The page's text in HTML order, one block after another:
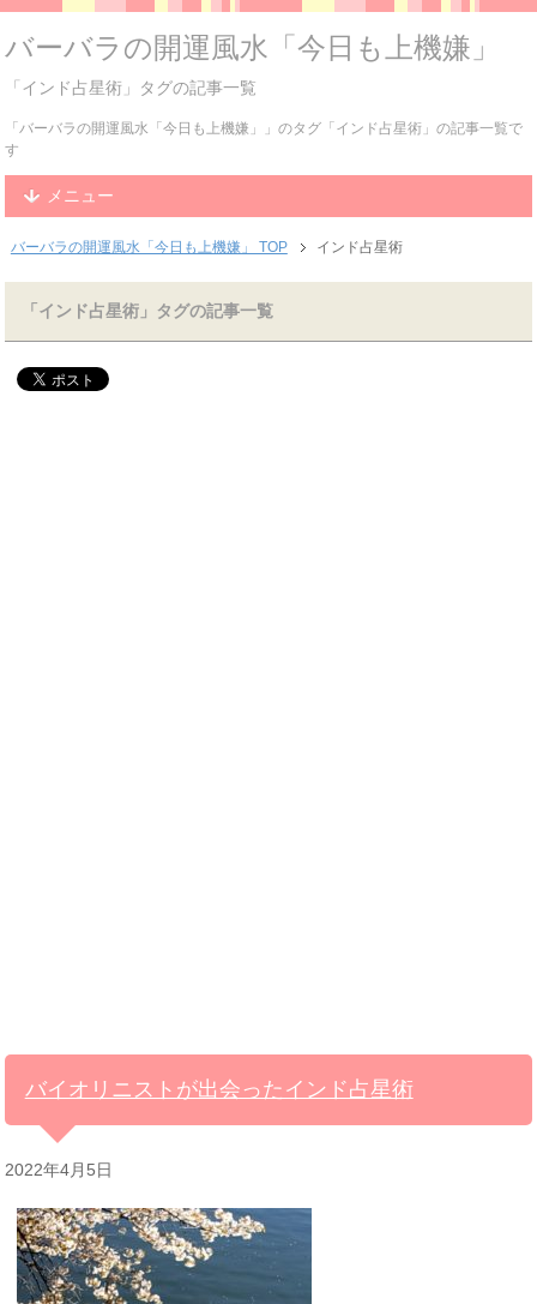
バーバラの開運風水「今日も上機嫌」
「インド占星術」タグの記事一覧
「バーバラの開運風水「今日も上機嫌」」のタグ「インド占星術」の記事一覧で
す
メニュー
バーバラの開運風水「今日も上機嫌」 TOP インド占星術
「インド占星術」タグの記事一覧
バイオリニストが出会ったインド占星術
2022年4月5日